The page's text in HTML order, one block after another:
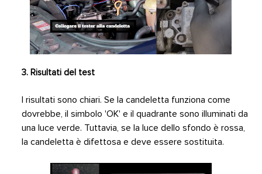
3. Risultati del test
I risultati sono chiari. Se la candeletta funziona come
dovrebbe, il simbolo 'OK' e il quadrante sono illuminati da
una luce verde. Tuttavia, se la luce dello sfondo è rossa,
la candeletta è difettosa e deve essere sostituita.